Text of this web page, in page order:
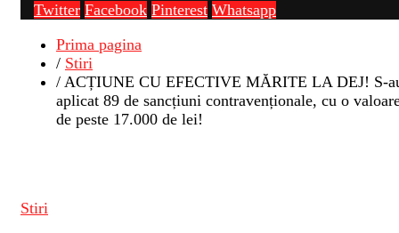
Twitter Facebook Pinterest Whatsapp
Prima pagina
/ Stiri
/ ACȚIUNE CU EFECTIVE MĂRITE LA DEJ! S-
aplicat 89 de sancțiuni contravenționale, cu o
de peste 17.000 de lei!
Stiri